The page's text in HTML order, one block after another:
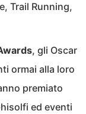
Trail Running,
, gli Oscar
ormai alla loro
premiato
ed eventi